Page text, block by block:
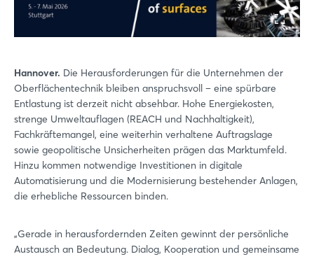
Hannover. Die Herausforderungen für die Unternehmen der
Oberflächentechnik bleiben anspruchsvoll – eine spürbare
Entlastung ist derzeit nicht absehbar. Hohe Energiekosten,
strenge Umweltauflagen (REACH und Nachhaltigkeit),
Fachkräftemangel, eine weiterhin verhaltene Auftragslage
sowie geopolitische Unsicherheiten prägen das Marktumfeld.
Hinzu kommen notwendige Investitionen in digitale
Automatisierung und die Modernisierung bestehender Anlagen,
die erhebliche Ressourcen binden.
„Gerade in herausfordernden Zeiten gewinnt der persönliche
Austausch an Bedeutung. Dialog, Kooperation und gemeinsame